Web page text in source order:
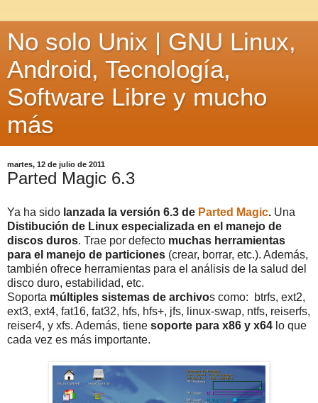
No solo Unix | GNU Linux,
Android, Tecnología,
Software Libre y mucho
más
martes, 12 de julio de 2011
Parted Magic 6.3
Ya ha sido lanzada la versión 6.3 de Parted Magic. Una
Distibución de Linux especializada en el manejo de
discos duros. Trae por defecto muchas herramientas
para el manejo de particiones (crear, borrar, etc.). Además,
también ofrece herramientas para el análisis de la salud del
disco duro, estabilidad, etc.
Soporta múltiples sistemas de archivos como: btrfs, ext2,
ext3, ext4, fat16, fat32, hfs, hfs+, jfs, linux-swap, ntfs, reiserfs,
reiser4, y xfs. Además, tiene soporte para x86 y x64 lo que
cada vez es más importante.